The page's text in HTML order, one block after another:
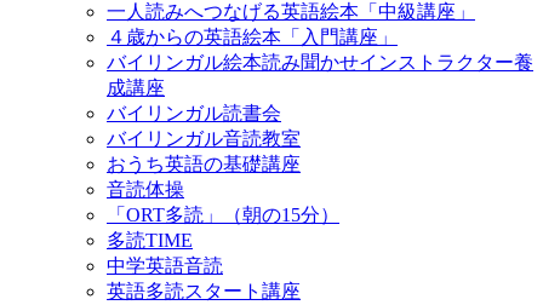
一人読みへつなげる英語絵本「中級講座」
４歳からの英語絵本「入門講座」
バイリンガル絵本読み聞かせインストラクター養
成講座
バイリンガル読書会
バイリンガル音読教室
おうち英語の基礎講座
音読体操
「ORT多読」（朝の15分）
多読TIME
中学英語音読
英語多読スタート講座